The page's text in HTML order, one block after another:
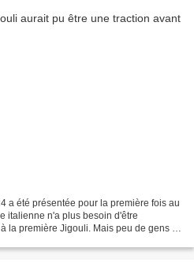
a été présentée pour la première fois au
italienne n'a plus besoin d'être
la première Jigouli. Mais peu de gens le